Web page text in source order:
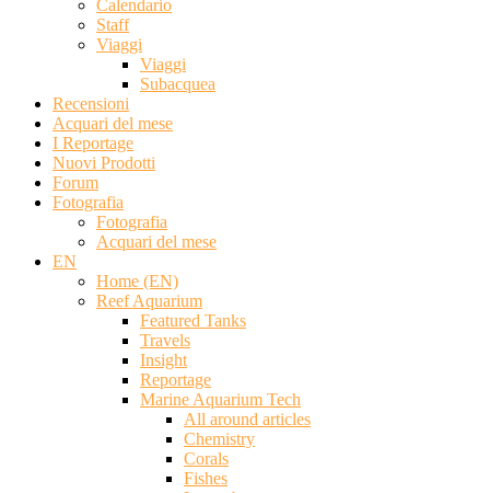
Calendario
Staff
Viaggi
Viaggi
Subacquea
Recensioni
Acquari del mese
I Reportage
Nuovi Prodotti
Forum
Fotografia
Fotografia
Acquari del mese
EN
Home (EN)
Reef Aquarium
Featured Tanks
Travels
Insight
Reportage
Marine Aquarium Tech
All around articles
Chemistry
Corals
Fishes